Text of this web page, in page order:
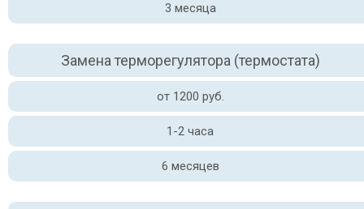
3 месяца
Замена терморегулятора (термостата)
от 1200 руб.
1-2 часа
6 месяцев